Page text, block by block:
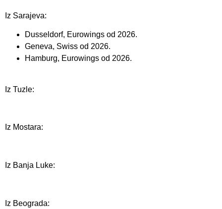
Iz Sarajeva:
Dusseldorf, Eurowings od 2026.
Geneva, Swiss od 2026.
Hamburg, Eurowings od 2026.
Iz Tuzle:
Iz Mostara:
Iz Banja Luke:
Iz Beograda: